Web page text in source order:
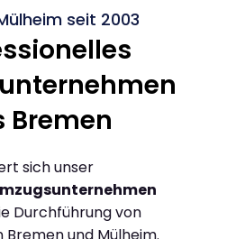
seit 2003
Bremen
sich unser
Durchführung von